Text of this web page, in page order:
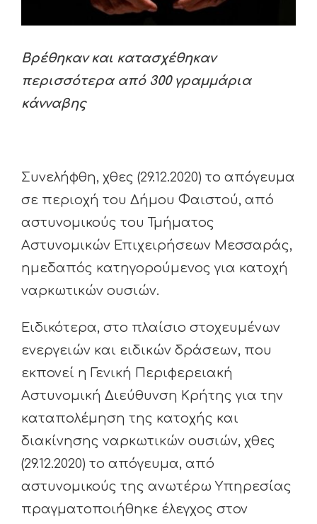
Βρέθηκαν και κατασχέθηκαν
περισσότερα από 300 γραμμάρια
κάνναβης
Συνελήφθη, χθες (29.12.2020) το απόγευμα
σε περιοχή του Δήμου Φαιστού, από
αστυνομικούς του Τμήματος
Αστυνομικών Επιχειρήσεων Μεσσαράς,
ημεδαπός κατηγορούμενος για κατοχή
ναρκωτικών ουσιών.
Ειδικότερα, στο πλαίσιο στοχευμένων
ενεργειών και ειδικών δράσεων, που
εκπονεί η Γενική Περιφερειακή
Αστυνομική Διεύθυνση Κρήτης για την
καταπολέμηση της κατοχής και
διακίνησης ναρκωτικών ουσιών, χθες
(29.12.2020) το απόγευμα, από
αστυνομικούς της ανωτέρω Υπηρεσίας
πραγματοποιήθηκε έλεγχος στον